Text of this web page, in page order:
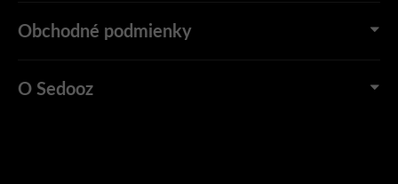
Obchodné podmienky
O Sedooz